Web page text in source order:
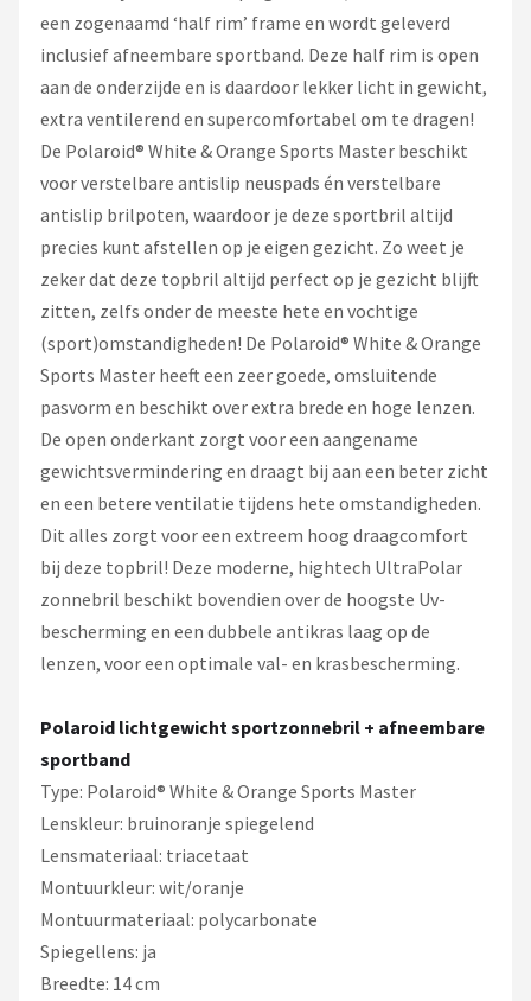
een zogenaamd ‘half rim’ frame en wordt geleverd
inclusief afneembare sportband. Deze half rim is open
aan de onderzijde en is daardoor lekker licht in gewicht,
extra ventilerend en supercomfortabel om te dragen!
De Polaroid® White & Orange Sports Master beschikt
voor verstelbare antislip neuspads én verstelbare
antislip brilpoten, waardoor je deze sportbril altijd
precies kunt afstellen op je eigen gezicht. Zo weet je
zeker dat deze topbril altijd perfect op je gezicht blijft
zitten, zelfs onder de meeste hete en vochtige
(sport)omstandigheden! De Polaroid® White & Orange
Sports Master heeft een zeer goede, omsluitende
pasvorm en beschikt over extra brede en hoge lenzen.
De open onderkant zorgt voor een aangename
gewichtsvermindering en draagt bij aan een beter zicht
en een betere ventilatie tijdens hete omstandigheden.
Dit alles zorgt voor een extreem hoog draagcomfort
bij deze topbril! Deze moderne, hightech UltraPolar
zonnebril beschikt bovendien over de hoogste Uv-
bescherming en een dubbele antikras laag op de
lenzen, voor een optimale val- en krasbescherming.
Polaroid lichtgewicht sportzonnebril + afneembare
sportband
Type: Polaroid® White & Orange Sports Master
Lenskleur: bruinoranje spiegelend
Lensmateriaal: triacetaat
Montuurkleur: wit/oranje
Montuurmateriaal: polycarbonate
Spiegellens: ja
Breedte: 14 cm